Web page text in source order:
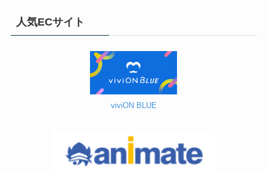
人気ECサイト
viviON BLUE